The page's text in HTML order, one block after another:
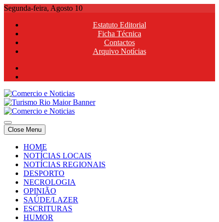
Skip
content
Segunda-feira, Agosto 10
Estatuto Editorial
Ficha Técnica
Contactos
Arquivo Notícias
Comercio e Noticias
Notícias e Publicidade Online
Comercio e Noticias
Notícias e Publicidade Online
Close Menu
HOME
NOTÍCIAS LOCAIS
NOTÍCIAS REGIONAIS
DESPORTO
NECROLOGIA
OPINIÃO
SAÚDE/LAZER
ESCRITURAS
HUMOR